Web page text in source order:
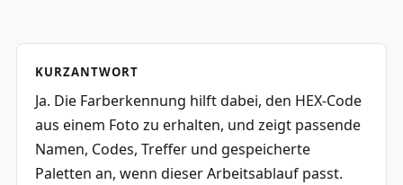
KURZANTWORT
Ja. Die Farberkennung hilft dabei, den HEX-Code
aus einem Foto zu erhalten, und zeigt passende
Namen, Codes, Treffer und gespeicherte
Paletten an, wenn dieser Arbeitsablauf passt.